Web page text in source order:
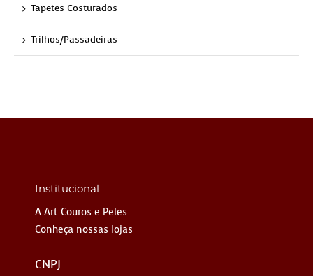
Tapetes Costurados
Trilhos/Passadeiras
Institucional
A Art Couros e Peles
Conheça nossas lojas
CNPJ